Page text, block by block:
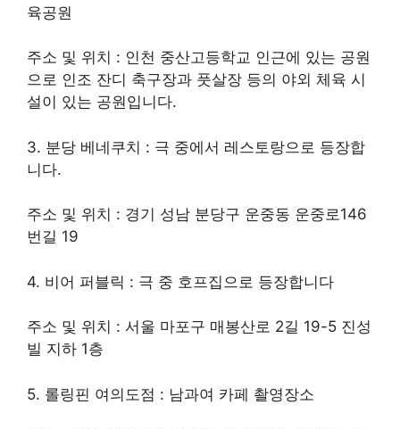
육공원
주소 및 위치 : 인천 중산고등학교 인근에 있는 공원
으로 인조 잔디 축구장과 풋살장 등의 야외 체육 시
설이 있는 공원입니다.
3. 분당 베네쿠치 : 극 중에서 레스토랑으로 등장합
니다.
주소 및 위치 : 경기 성남 분당구 운중동 운중로146
번길 19
4. 비어 퍼블릭 : 극 중 호프집으로 등장합니다
주소 및 위치 : 서울 마포구 매봉산로 2길 19-5 진성
빌 지하 1층
5. 롤링핀 여의도점 : 남과여 카페 촬영장소